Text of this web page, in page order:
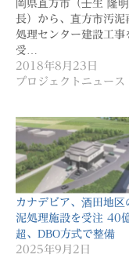
岡県直方市（壬生 隆
長）から、直方市汚泥
処理センター建設工事
受…
2018年8月23日
プロジェクトニュース
カナデビア、酒田地区
泥処理施設を受注 40
超、DBO方式で整備
2025年9月2日